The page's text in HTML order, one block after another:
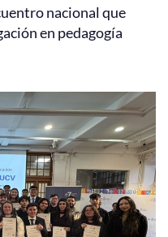
nacional que
en pedagogía